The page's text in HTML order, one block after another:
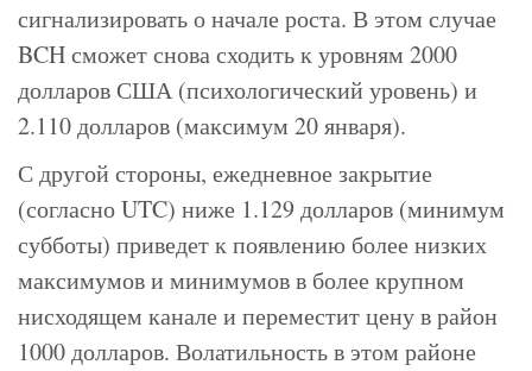
сигнализировать о начале роста. В этом случае
BCH сможет снова сходить к уровням 2000
долларов США (психологический уровень) и
2.110 долларов (максимум 20 января).
С другой стороны, ежедневное закрытие
(согласно UTC) ниже 1.129 долларов (минимум
субботы) приведет к появлению более низких
максимумов и минимумов в более крупном
нисходящем канале и переместит цену в район
1000 долларов. Волатильность в этом районе